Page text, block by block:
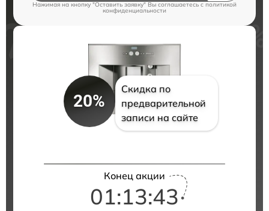
Нажимая на кнопку "Оставить заявку" Вы соглашаетесь c политикой
конфиденциальности
20%
Скидка по
предварительной
записи на сайте
Конец акции
01:13:42